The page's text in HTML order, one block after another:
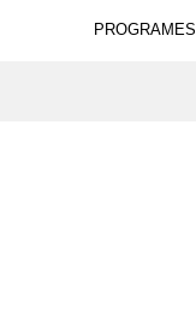
PROGRAMES